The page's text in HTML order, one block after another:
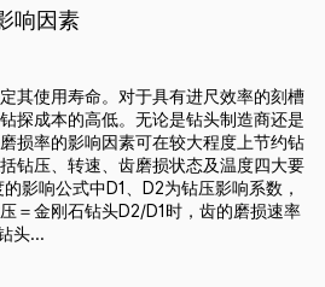
响因素
其使用寿命。对于具有进尺效率的刻槽
探成本的高低。无论是钻头制造商还是
损率的影响因素可在较大程度上节约钻
钻压、转速、齿磨损状态及温度四大要
影响公式中D1、D2为钻压影响系数，
＝金刚石钻头D2/D1时，齿的磨损速率
头...